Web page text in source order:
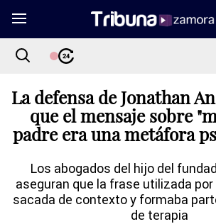
La defensa de Jonathan
que el mensaje sobre
padre era una metáfora
Los abogados del hijo del
aseguran que la frase utilizada
sacada de contexto y formaba
de terapia